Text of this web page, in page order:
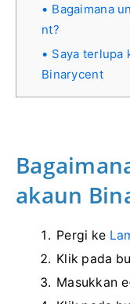
Bagaimana
nt?
Saya terlupa
Binarycent
akaun
Pergi ke
Klik pada
Masukkan